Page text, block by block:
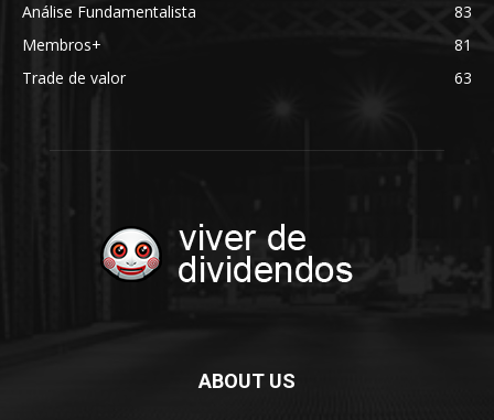
Análise Fundamentalista
83
Membros+
81
Trade de valor
63
ABOUT US